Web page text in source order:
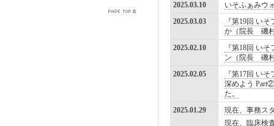
2025.03.10
いそふぁみウ
2025.03.03
『第19回 い
か（院長 磯
2025.02.10
『第18回 い
ン（院長 磯
2025.02.05
『第17回 い
深めよう
た。
2025.01.29
現在、事務ス
現在、臨床検